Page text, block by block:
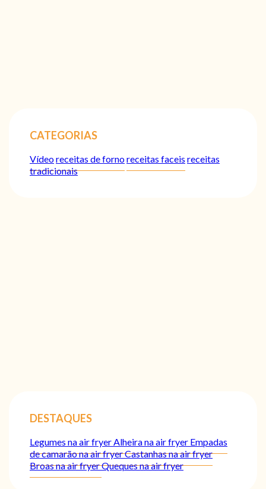
CATEGORIAS
Vídeoreceitas de fornoreceitas faceis receitas
tradicionais
DESTAQUES
Legumes na air fryerAlheira na air fryer Empadas
de camarão na air fryerCastanhas na air fryer
Broas na air fryerQueques na air fryer